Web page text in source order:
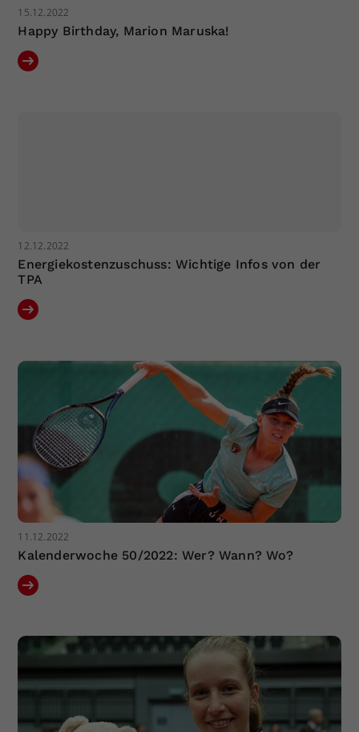
15.12.2022
Happy Birthday, Marion Maruska!
12.12.2022
Energiekostenzuschuss: Wichtige Infos von der
TPA
11.12.2022
Kalenderwoche 50/2022: Wer? Wann? Wo?